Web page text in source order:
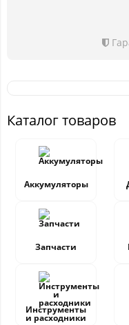
Каталог товаров
Аккумуляторы
Запчасти
Инструменты
и расходники